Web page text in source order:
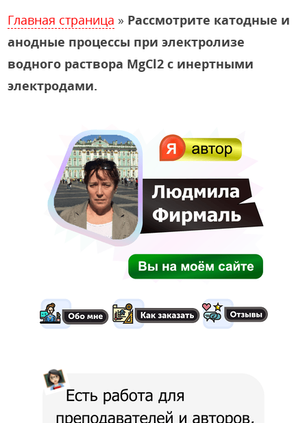
Главная страница » Рассмотрите катодные и
анодные процессы при электролизе
водного раствора MgCl2 с инертными
электродами.